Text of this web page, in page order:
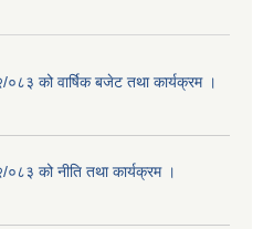
०८३ को वार्षिक बजेट तथा कार्यक्रम ।
०८३ को नीति तथा कार्यक्रम ।